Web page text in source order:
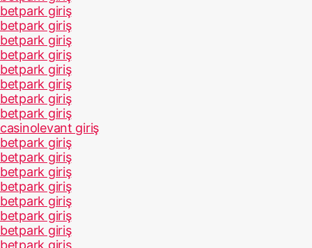
betpark giriş
betpark giriş
betpark giriş
betpark giriş
betpark giriş
betpark giriş
betpark giriş
betpark giriş
casinolevant giriş
betpark giriş
betpark giriş
betpark giriş
betpark giriş
betpark giriş
betpark giriş
betpark giriş
betpark giriş